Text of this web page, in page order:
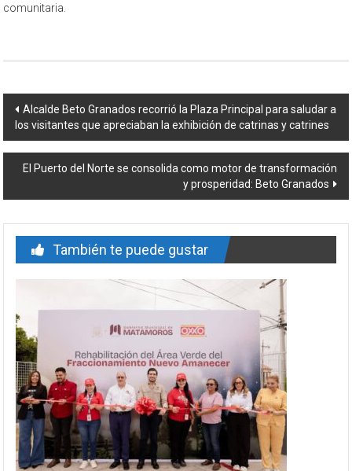
comunitaria.
Navegación
de
entrada
Alcalde Beto Granados recorrió la Plaza Principal para saludar a
los visitantes que apreciaban la exhibición de catrinas y catrines
El Puerto del Norte se consolida como motor de transformación
y prosperidad: Beto Granados
También te puede gustar